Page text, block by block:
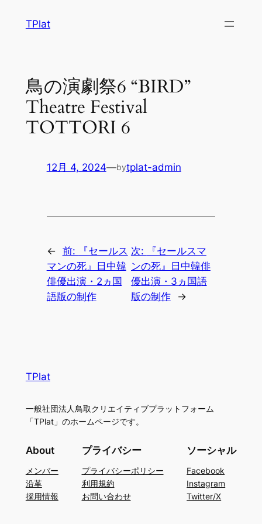
TPlat
鳥の演劇祭6 “BIRD”
Theatre Festival
TOTTORI 6
12月 4, 2024—bytplat-admin
← 前:
『セールス
マンの死』日中韓
俳優出演・2ヵ国
語版の制作
次:
『セールスマ
ンの死』日中韓俳
優出演・3ヵ国語
版の制作
→
TPlat
一般社団法人鳥取クリエイティブプラットフォーム
「TPlat」のホームページです。
About
メンバー
沿革
採用情報
プライバシー
プライバシーポリシー
利用規約
お問い合わせ
ソーシャル
Facebook
Instagram
Twitter/X